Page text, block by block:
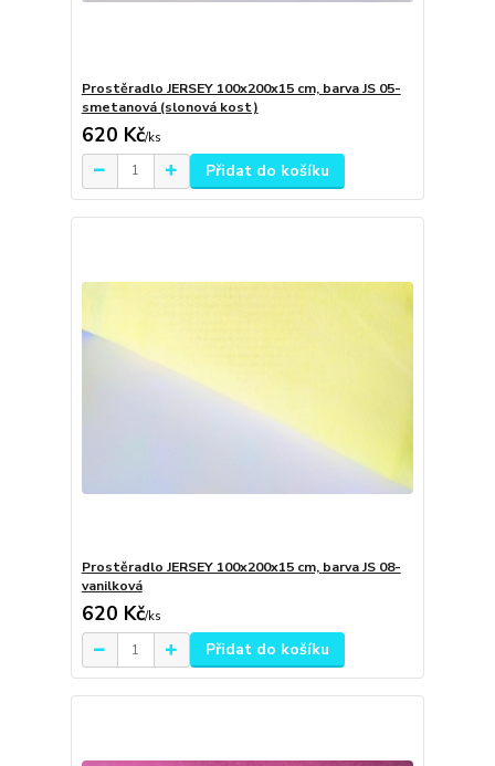
Prostěradlo JERSEY 100x200x15 cm, barva JS 05-
smetanová (slonová kost)
620 Kč/ks
Přidat do košíku
Prostěradlo JERSEY 100x200x15 cm, barva JS 08-
vanilková
620 Kč/ks
Přidat do košíku